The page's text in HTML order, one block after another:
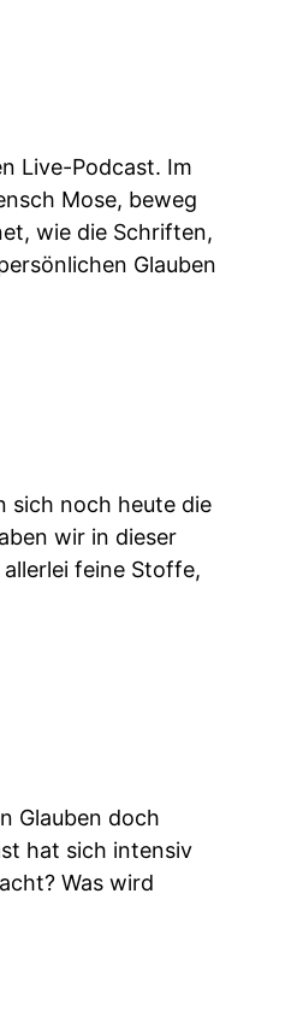
Live-Podcast. Im
Mose, beweg
wie die Schriften,
Glauben
sich noch heute die
wir in dieser
feine Stoffe,
Glauben doch
hat sich intensiv
Was wird